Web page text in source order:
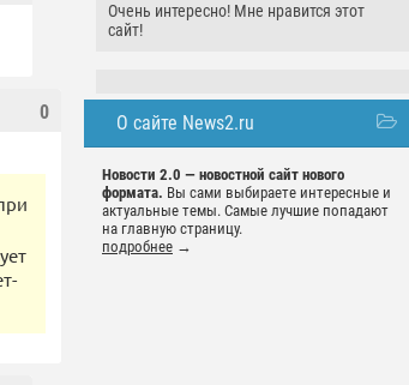
Очень интересно! Мне нравится этот
сайт!
О сайте News2.ru
Новости 2.0 — новостной сайт нового
формата. Вы сами выбираете интересные и
актуальные темы. Самые лучшие попадают
на главную страницу.
подробнее →
0